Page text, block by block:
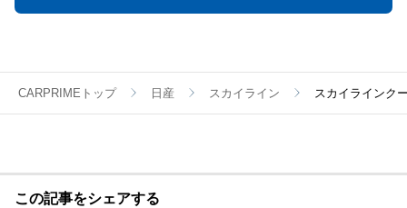
CARPRIMEトップ 日産 スカイライン スカイラインク
この記事をシェアする